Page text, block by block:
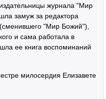
журнала "Мир
замуж за редактора
"Мир Божий"),
и сама работала в
ее книга воспоминаний
милосердия Елизавете